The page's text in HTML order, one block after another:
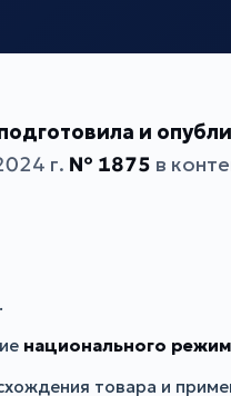
и
г. № 1875 в
.
национального
товара и